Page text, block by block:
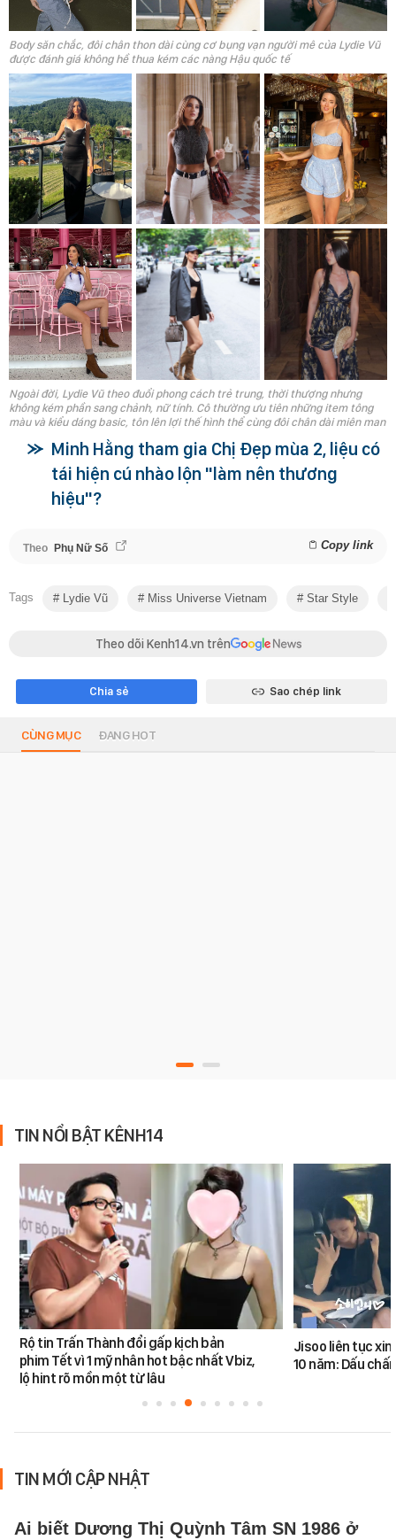
Body săn chắc, đôi chân thon dài cùng cơ bụng vạn người mê của Lydie Vũ
được đánh giá không hề thua kém các nàng Hậu quốc tế
Ngoài đời, Lydie Vũ theo đuổi phong cách trẻ trung, thời thượng nhưng
không kém phần sang chảnh, nữ tính. Cô thường ưu tiên những item tông
màu và kiểu dáng basic, tôn lên lợi thế hình thể cùng đôi chân dài miên man
Minh Hằng tham gia Chị Đẹp mùa 2, liệu có
tái hiện cú nhào lộn "làm nên thương
hiệu"?
Theo Phụ Nữ Số Copy link
Tags Lydie Vũ Miss Universe Vietnam Star Style
Theo dõi Kenh14.vn trên
Chia sẻ Sao chép link
CÙNG MỤC ĐANG HOT
TIN NỔI BẬT KÊNH14
Rộ tin Trấn Thành đổi gấp kịch bản
phim Tết vì 1 mỹ nhân hot bậc nhất Vbiz,
lộ hint rõ mồn một từ lâu
Jisoo liên tục
10 năm: Dấu
TIN MỚI CẬP NHẬT
Ai biết Dương Thị Quỳnh Tâm SN 1986 ở